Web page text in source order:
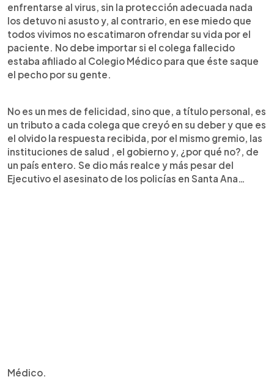
enfrentarse al virus, sin la protección adecuada nada
los detuvo ni asusto y, al contrario, en ese miedo que
todos vivimos no escatimaron ofrendar su vida por el
paciente. No debe importar si el colega fallecido
estaba afiliado al Colegio Médico para que éste saque
el pecho por su gente.
No es un mes de felicidad, sino que, a título personal, es
un tributo a cada colega que creyó en su deber y que es
el olvido la respuesta recibida, por el mismo gremio, las
instituciones de salud , el gobierno y, ¿por qué no?, de
un país entero. Se dio más realce y más pesar del
Ejecutivo el asesinato de los policías en Santa Ana…
Médico.